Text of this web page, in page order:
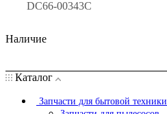
DC66-00343C
Наличие
Каталог
Запчасти для бытовой техники